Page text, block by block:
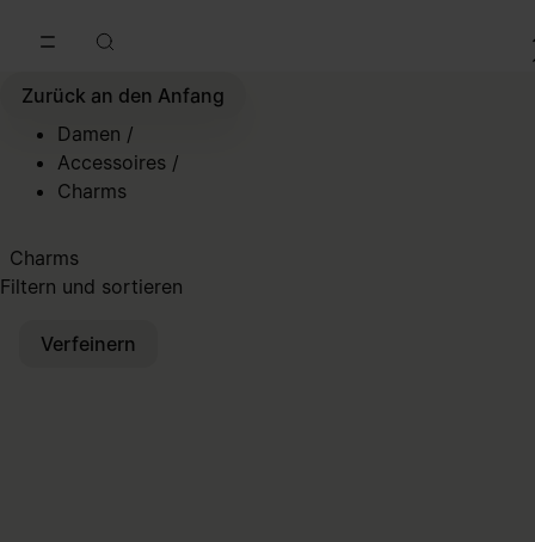
Zurück an den Anfang
Damen /
Accessoires /
Charms
Charms
Filtern und sortieren
Verfeinern